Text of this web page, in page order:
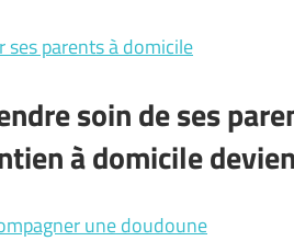
parents à domicile
soin de ses
à domicile
une doudoune